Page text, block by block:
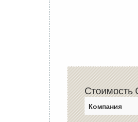
Компания